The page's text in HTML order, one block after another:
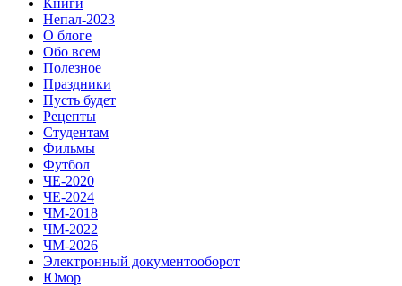
Непал-2023
О блоге
Обо всем
Полезное
Праздники
Пусть будет
Рецепты
Студентам
Фильмы
Футбол
ЧЕ-2020
ЧЕ-2024
ЧМ-2018
ЧМ-2022
ЧМ-2026
Электронный документооборот
Юмор